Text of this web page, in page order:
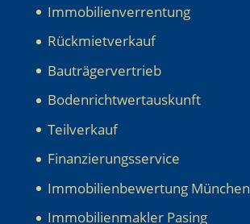
Immobilienverrentung
Rückmietverkauf
Bauträgervertrieb
Bodenrichtwertauskunft
Teilverkauf
Finanzierungsservice
Immobilienbewertung München
Immobilienmakler Pasing